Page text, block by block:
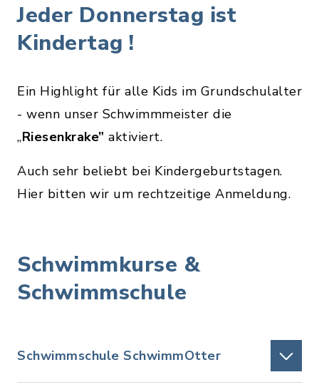
Jeder Donnerstag ist
Kindertag !
Ein Highlight für alle Kids im Grundschulalter
- wenn unser Schwimmmeister die
„Riesenkrake” aktiviert.
Auch sehr beliebt bei Kindergeburtstagen.
Hier bitten wir um rechtzeitige Anmeldung.
Schwimmkurse &
Schwimmschule
Schwimmschule SchwimmOtter